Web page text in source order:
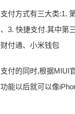
付方式有三大类:1.
3. 快捷支付.其中第
付通、小米钱包
付的同时,根据MIUI
能以后就可以像